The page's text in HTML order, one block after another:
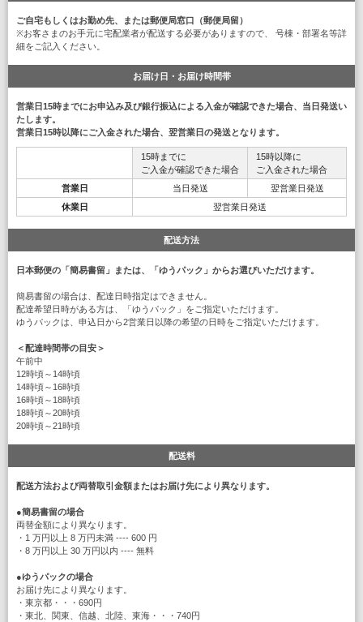
ご自宅もしくはお勤め先、または郵便局窓口（郵便局留）
※お客さまのお手元に宅配業者が配送する必要がありますので、 号棟・部署名等詳
細をご記入ください。
お届け日・お届け時間帯
営業日15時までにお申込み及び銀行振込による入金が確認できた場合、当日発送い
たします。
営業日15時以降にご入金された場合、翌営業日の発送となります。
15時までに
ご入金が確認できた場合
15時以降に
ご入金された場合
営業日
当日発送
翌営業日発送
休業日
翌営業日発送
配送方法
日本郵便の「簡易書留」または、「ゆうパック」からお選びいただけます。
簡易書留の場合は、配達日時指定はできません。
配達希望日時がある方は、「ゆうパック」をご指定いただけます。
ゆうパックは、申込日から2営業日以降の希望の日時をご指定いただけます。
＜配達時間帯の目安＞
午前中
12時頃～14時頃
14時頃～16時頃
16時頃～18時頃
18時頃～20時頃
20時頃～21時頃
配送料
配送方法および両替取引金額またはお届け先により異なります。
●簡易書留の場合
両替金額により異なります。
・1 万円以上 8 万円未満 ---- 600 円
・8 万円以上 30 万円以内 ---- 無料
●ゆうパックの場合
お届け先により異なります。
・東京都・・・690円
・東北、関東、信越、北陸、東海・・・740円